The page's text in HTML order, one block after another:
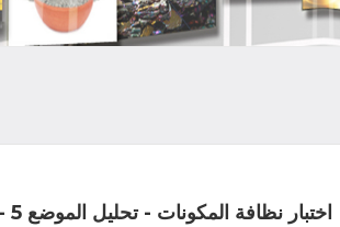
اختبار نظافة المكونات - تحليل الموضع 5 - التوازن